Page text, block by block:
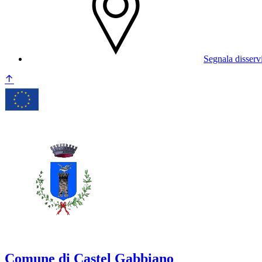
Segnala
Comune di Castel Gabbiano